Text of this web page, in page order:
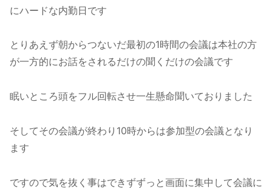
にハードな内勤日です
とりあえず朝からつないだ最初の1時間の会議は本社の方
が一方的にお話をされるだけの聞くだけの会議です
眠いところ頭をフル回転させ一生懸命聞いておりました
そしてその会議が終わり10時からは参加型の会議となり
ます
ですので気を抜く事はできずずっと画面に集中して会議に